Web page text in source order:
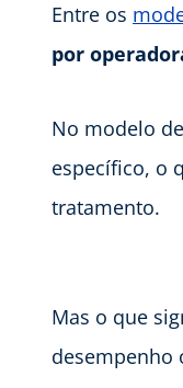
Entre os
por
No modelo
específico, o
tratamento.
Mas o que
desempenho